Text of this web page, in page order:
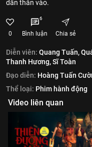
dấn thân vào.
0
6
Bình luận Chia sẻ
Diễn viên: Quang Tuấn,
Thanh Hương,Sĩ Toàn
Đạo diễn: Hoàng Tuấn
Thể loại: Phim hành động
Video liên quan